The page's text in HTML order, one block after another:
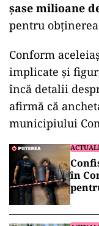
șase milioane
pentru
Conform
implicate și
încă detalii
afirmă că
municipiului
în